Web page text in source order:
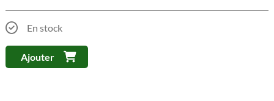
En stock
Ajouter